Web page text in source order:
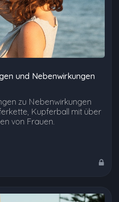
und Nebenwirkungen
zu Nebenwirkungen
Kupferball mit über
von Frauen.